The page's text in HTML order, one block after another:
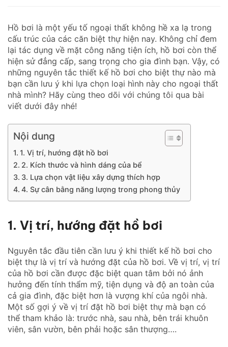
Hồ bơi là một yếu tố ngoại thất không hề xa lạ trong
cấu trúc của các căn biệt thự hiện nay. Không chỉ đem
lại tác dụng về mặt công năng tiện ích, hồ bơi còn thể
hiện sử đẳng cấp, sang trọng cho gia đình bạn. Vậy, có
những nguyên tắc thiết kế hồ bơi cho biệt thự nào mà
bạn cần lưu ý khi lựa chọn loại hình này cho ngoại thất
nhà mình? Hãy cùng theo dõi với chúng tôi qua bài
viết dưới đây nhé!
Nội dung
1. Vị trí, hướng đặt hồ bơi
2. Kích thước và hình dáng của bể
3. Lựa chọn vật liệu xây dựng thích hợp
4. Sự cân bằng năng lượng trong phong thủy
1. Vị trí, hướng đặt hồ bơi
Nguyên tắc đầu tiên cần lưu ý khi thiết kế hồ bơi cho
biệt thự là vị trí và hướng đặt của hồ bơi. Về vị trí, vị trí
của hồ bơi cần được đặc biệt quan tâm bởi nó ảnh
hưởng đến tính thẩm mỹ, tiện dụng và độ an toàn của
cả gia đình, đặc biệt hơn là vượng khí của ngôi nhà.
Một số gợi ý về vị trí đặt hồ bơi biệt thự mà bạn có
thể tham khảo là: trước nhà, sau nhà, bên trái khuôn
viên, sân vườn, bên phải hoặc sân thượng….